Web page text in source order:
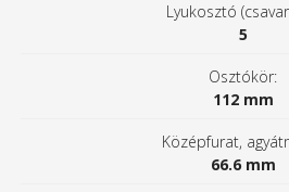
Lyukosztó
5
Osztókör:
112 mm
Középfurat,
66.6 mm